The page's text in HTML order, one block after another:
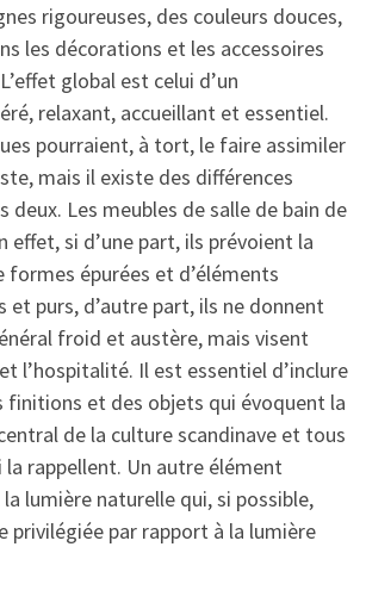
rigoureuses, des couleurs douces,
les décorations et les accessoires
global est celui d’un
relaxant, accueillant et essentiel.
pourraient, à tort, le faire assimiler
mais il existe des différences
deux. Les meubles de salle de bain de
effet, si d’une part, ils prévoient la
formes épurées et d’éléments
et purs, d’autre part, ils ne donnent
froid et austère, mais visent
l’hospitalité. Il est essentiel d’inclure
finitions et des objets qui évoquent la
de la culture scandinave et tous
rappellent. Un autre élément
lumière naturelle qui, si possible,
privilégiée par rapport à la lumière